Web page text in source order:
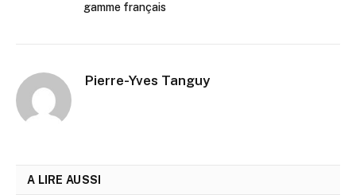
gamme français
Pierre-Yves Tanguy
A LIRE AUSSI